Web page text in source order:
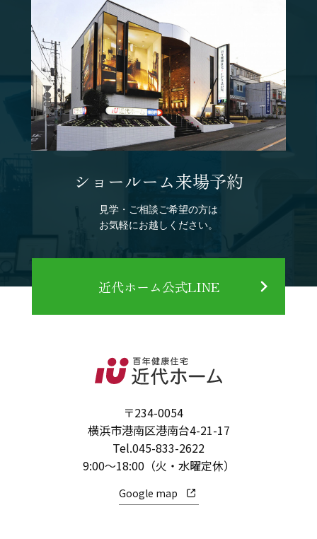
ショールーム来場予約
見学・ご相談ご希望の方は
お気軽にお越しください。
近代ホーム公式LINE
〒234-0054
横浜市港南区港南台4-21-17
Tel.045-833-2622
9:00～18:00（火・水曜定休）
Google map